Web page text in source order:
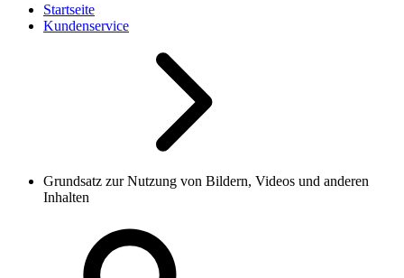
Startseite
Kundenservice
Grundsatz zur Nutzung von Bildern, Videos und anderen
Inhalten